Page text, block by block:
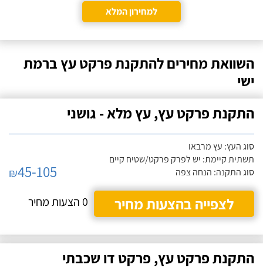
למחירון המלא
השוואת מחירים להתקנת פרקט עץ ברמת
ישי
התקנת פרקט עץ, עץ מלא - גושני
סוג העץ: עץ מרבאו
תשתית קיימת: יש לפרק פרקט/שטיח קיים
סוג התקנה: הנחה צפה
₪45-105
לצפייה בהצעות מחיר
0 הצעות מחיר
התקנת פרקט עץ, פרקט דו שכבתי